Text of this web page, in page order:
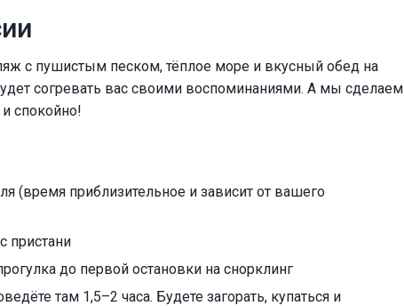
с пушистым песком, тёплое море и вкусный обед на
согревать вас своими воспоминаниями. А мы сделаем
спокойно!
(время приблизительное и зависит от вашего
пристани
до первой остановки на снорклинг
там 1,5–2 часа. Будете загорать, купаться и